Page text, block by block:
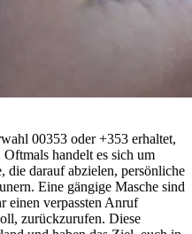
00353 oder +353 erhaltet,
handelt es sich um
die darauf abzielen, persönliche
Eine gängige Masche sind
einen verpassten Anruf
zurückzurufen. Diese